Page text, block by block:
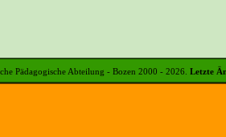
Pädagogische Abteilung - Bozen 2000 - 2026 Letzte